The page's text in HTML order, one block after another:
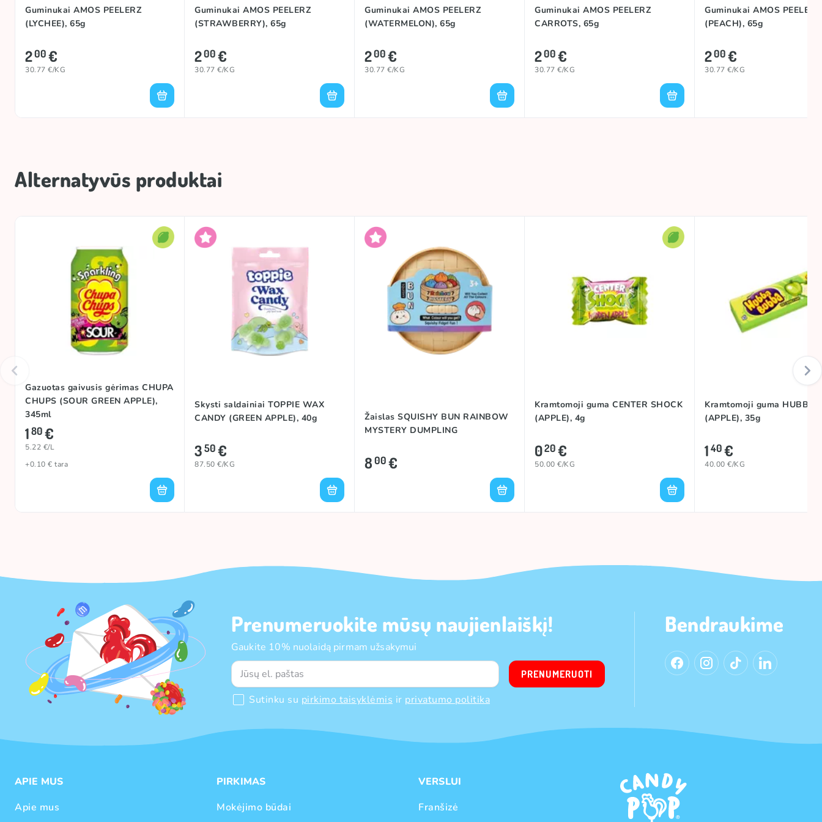
Guminukai AMOS PEELERZ
(LYCHEE), 65g
200€
30.77 €/KG
Guminukai AMOS PEELERZ
(STRAWBERRY), 65g
200€
30.77 €/KG
Guminukai AMOS PEELERZ
(WATERMELON), 65g
200€
30.77 €/KG
Guminukai AMOS PEELERZ
CARROTS, 65g
200€
30.77 €/KG
Guminukai AMOS PEELERZ
(PEACH), 65g
200€
30.77 €/KG
Alternatyvūs produktai
Gazuotas gaivusis gėrimas CHUPA
CHUPS (SOUR GREEN APPLE),
345ml
180€
5.22 €/L
+0.10 € tara
Skysti saldainiai TOPPIE WAX
CANDY (GREEN APPLE), 40g
350€
87.50 €/KG
Žaislas SQUISHY BUN RAINBOW
MYSTERY DUMPLING
800€
Kramtomoji guma CENTER SHOCK
(APPLE), 4g
020€
50.00 €/KG
Kramtomoji guma HUBBA
(APPLE), 35g
140€
40.00 €/KG
Prenumeruokite mūsų naujienlaiškį!
Gaukite 10% nuolaidą pirmam užsakymui
Sutinku su pirkimo taisyklėmis ir privatumo politika
PRENUMERUOTI
Bendraukime
APIE MUS
Apie mus
PIRKIMAS
Mokėjimo būdai
VERSLUI
Franšizė